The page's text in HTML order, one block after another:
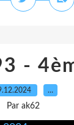
-
…
Par ak62